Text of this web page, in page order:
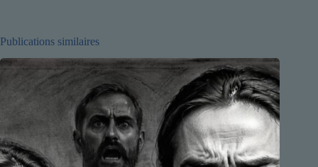
Publications similaires